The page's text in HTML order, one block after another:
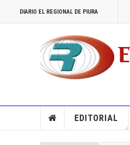
DIARIO EL REGIONAL DE PIURA
EDITORIAL